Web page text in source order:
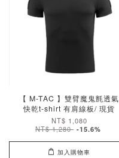
【 M-TAC 】雙臂魔鬼氈透氣
快乾t-shirt 有肩線板/ 現貨
NT$ 1,080
NT$ 1,280 -15.6%
加入購物車